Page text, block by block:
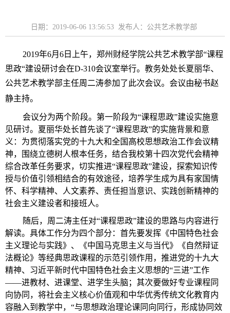
日期：2019-06-06 13:56:53 发布人：公共艺术教学部
2019年6月 6 日上午，郑州财经学院公共艺术教学部“课程
思政“建设研讨会在D-310会议室举行。教务处处长夏丽华、
公共艺术教学部主任周二涛参加了此次会议。会议由秘书赵
静主持。
会议分为两个阶段。第一阶段为“课程思政”建设实施意
见研讨。夏丽华处长首先谈了“课程思政”的实施背景和意
义：为贯彻落实党的十九大和全国高校思想政治工作会议精
神，围绕立德树人根本任务，结合我校第十四次党代会精神
综合改革任务要求，切实推进“课程思政”建设，探索知识传
授与价值引领相结合的有效途径，培养学生成为具有家国情
怀、科学精神、人文素养、责任担当意识、实践创新精神的
社会主义建设者和接班人。
随后，周二涛主任对“课程思政”建设的思路与内容进行
解读。具体工作分为四个部分：首先要发挥《中国特色社会
主义理论与实践》、《中国马克思主义与当代》《自然辩证
法概论》等经典思政课程的示范引领作用，推进党的十九大
精神、习近平新时代中国特色社会主义思想的“三进”工作
——进教材、进课堂、进学生头脑；其次要做好专业课程同
向协同，将社会主义核心价值观和中华优秀传统文化教育内
容融入到教学中，“与思想政治理论课同向同行，形成协同效